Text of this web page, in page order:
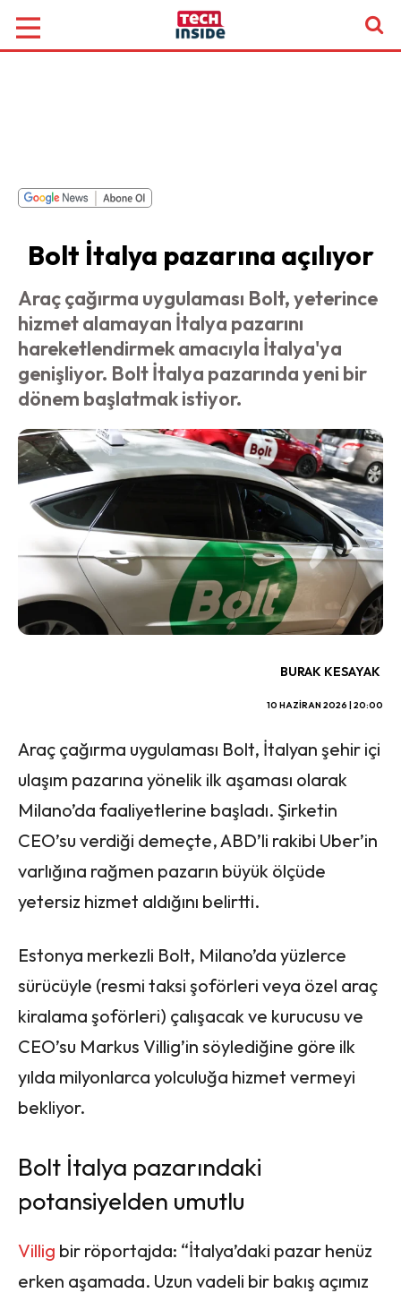
Bolt İtalya pazarına açılıyor
Araç çağırma uygulaması Bolt, yeterince
hizmet alamayan İtalya pazarını
hareketlendirmek amacıyla İtalya'ya
genişliyor. Bolt İtalya pazarında yeni bir
dönem başlatmak istiyor.
BURAK KESAYAK
10 HAZIRAN 2026 | 20:00
Araç çağırma uygulaması Bolt, İtalyan şehir içi
ulaşım pazarına yönelik ilk aşaması olarak
Milano’da faaliyetlerine başladı. Şirketin
CEO’su verdiği demeçte, ABD’li rakibi Uber’in
varlığına rağmen pazarın büyük ölçüde
yetersiz hizmet aldığını belirtti.
Estonya merkezli Bolt, Milano’da yüzlerce
sürücüyle (resmi taksi şoförleri veya özel araç
kiralama şoförleri) çalışacak ve kurucusu ve
CEO’su Markus Villig’in söylediğine göre ilk
yılda milyonlarca yolculuğa hizmet vermeyi
bekliyor.
Bolt İtalya pazarındaki
potansiyelden umutlu
Villig bir röportajda: “İtalya’daki pazar henüz
erken aşamada. Uzun vadeli bir bakış açımız